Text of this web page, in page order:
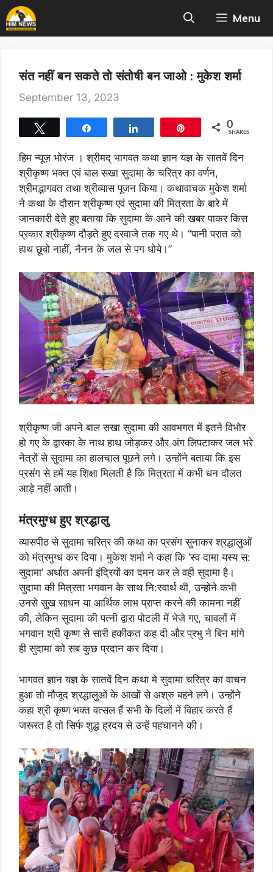
Skip
to
content
Menu
संत नहीं बन सकते तो संतोषी बन जाओ : मुकेश शर्मा
September 13, 2023
0
SHARES
हिम न्यूज़ भोरंज ।श्रीमद् भागवत कथा ज्ञान यज्ञ के सातवें दिन
श्रीकृष्ण भक्त एवं बाल सखा सुदामा के चरित्र का वर्णन,
श्रीमद्भागवत तथा श्रीव्यास पूजन किया। कथावाचक मुकेश शर्मा
ने कथा के दौरान श्रीकृष्ण एवं सुदामा की मित्रता के बारे में
जानकारी देते हुए बताया कि सुदामा के आने की खबर पाकर किस
प्रकार श्रीकृष्ण दौड़ते हुए दरवाजे तक गए थे। “पानी परात को
हाथ छूवो नाहीं, नैनन के जल से पग धोये।”
श्रीकृष्ण जी अपने बाल सखा सुदामा की आवभगत में इतने विभोर
हो गए के द्वारका के नाथ हाथ जोड़कर और अंग लिपटाकर जल भरे
नेत्रों से सुदामा का हालचाल पूछने लगे। उन्होंने बताया कि इस
प्रसंग से हमें यह शिक्षा मिलती है कि मित्रता में कभी धन दौलत
आड़े नहीं आती।
मंत्रमुग्ध हुए श्रद्धालु
व्यासपीठ से सुदामा चरित्र की कथा का प्रसंग सुनाकर श्रद्धालुओं
को मंत्रमुग्ध कर दिया। मुकेश शर्मा ने कहा कि ‘स्व दामा यस्य स:
सुदामा’ अर्थात अपनी इंद्रियों का दमन कर ले वही सुदामा है।
सुदामा की मित्रता भगवान के साथ नि:स्वार्थ थी, उन्होने कभी
उनसे सुख साधन या आर्थिक लाभ प्राप्त करने की कामना नहीं
की, लेकिन सुदामा की पत्नी द्वारा पोटली में भेजे गए, चावलों में
भगवान श्री कृष्ण से सारी हकीकत कह दी और प्रभु ने बिन मांगे
ही सुदामा को सब कुछ प्रदान कर दिया।
भागवत ज्ञान यज्ञ के सातवें दिन कथा मे सुदामा चरित्र का वाचन
हुआ तो मौजूद श्रद्धालुओं के आखों से अश्रु बहने लगे। उन्होंने
कहा श्री कृष्ण भक्त वत्सल हैं सभी के दिलों में विहार करते हैं
जरूरत है तो सिर्फ शुद्ध ह्रदय से उन्हें पहचानने की।